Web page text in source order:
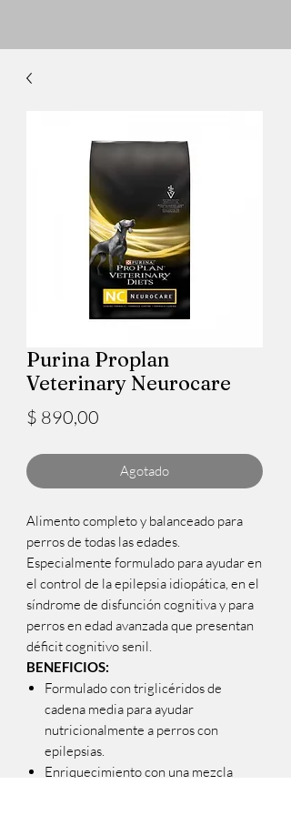
Purina Proplan
Veterinary Neurocare
$ 890,00
Agotado
Alimento completo y balanceado para
perros de todas las edades.
Especialmente formulado para ayudar en
el control de la epilepsia idiopática, en el
síndrome de disfunción cognitiva y para
perros en edad avanzada que presentan
déficit cognitivo senil.
BENEFICIOS:
Formulado con triglicéridos de
cadena media para ayudar
nutricionalmente a perros con
epilepsias.
Enriquecimiento con una mezcla